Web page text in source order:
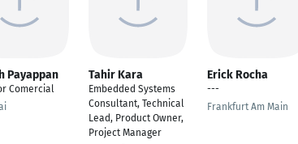
Payappan
Comercial
Tahir Kara
Embedded Systems
Consultant, Technical
Lead, Product Owner,
Project Manager
Erick Rocha
---
Frankfurt Am Main